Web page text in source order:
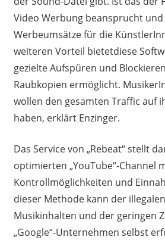
Video Werbung beansprucht
Werbeumsätze für die
weiteren Vorteil bietetdiese
gezielte Aufspüren und
Raubkopien ermöglicht.
wollen den gesamten Traffic auf
haben, erklärt Enzinger.
Das Service von „Rebeat“ stellt
optimierten „YouTube“-Channel
Kontrollmöglichkeiten und
dieser Methode kann der
Musikinhalten und der geringen
„Google“-Unternehmen selbst